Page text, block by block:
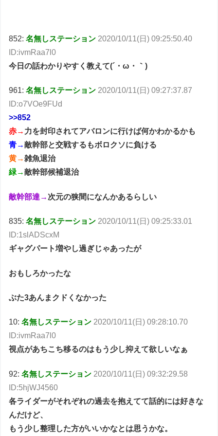
852:名無しステーション 2020/10/11(日) 09:25:50.40
ID:ivmRaa7l0
今日の話わかりやすく教えて(´・ω・｀)
961:名無しステーション 2020/10/11(日) 09:27:37.87
ID:o7VOe9FUd
>>852
赤→ 力を封印されてアバロンに行けば何かわかるかも
青→敵幹部と交戦するもボロクソに負ける
黄→雑魚退治
緑→敵幹部候補退治
敵幹部達→ 次元の狭間になんかあるらしい
835:名無しステーション 2020/10/11(日) 09:25:33.01
ID:1slADScxM
ギャグパート増やし過ぎじゃあったが
おもしろかったな
ぶた3あんまクドくなかった
10:名無しステーション 2020/10/11(日) 09:28:10.70
ID:ivmRaa7l0
視点があちこち移るのはもう少し抑えて欲しいなぁ
92:名無しステーション 2020/10/11(日) 09:32:29.58
ID:5hjWJ4560
各ライダーがそれぞれの過去を抱えてて話的には好きな
んだけど、
もう少し整理した方がいいかなとは思うかな。